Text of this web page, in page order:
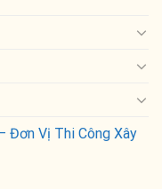
Đơn Vị Thi Công Xây